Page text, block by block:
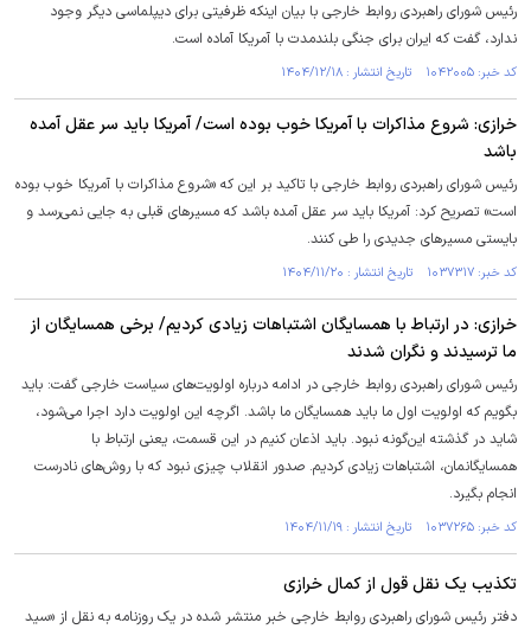
رئیس شورای راهبردی روابط خارجی با بیان اینکه ظرفیتی برای دیپلماسی دیگر وجود
ندارد، گفت که ایران برای جنگی بلندمدت با آمریکا آماده است.
کد خبر: ۱۰۴۲۰۰۵ تاریخ انتشار : ۱۴۰۴/۱۲/۱۸
خرازی: شروع مذاکرات با آمریکا خوب بوده است/ آمریکا باید سر عقل آمده
باشد
رئیس شورای راهبردی روابط خارجی با تاکید بر این که «شروع مذاکرات با آمریکا خوب بوده
است» تصریح کرد: آمریکا باید سر عقل آمده باشد که مسیرهای قبلی به جایی نمی‌رسد و
بایستی مسیرهای جدیدی را طی کنند.
کد خبر: ۱۰۳۷۳۱۷ تاریخ انتشار : ۱۴۰۴/۱۱/۲۰
خرازی: در ارتباط با همسایگان اشتباهات زیادی کردیم/ برخی همسایگان از
ما ترسیدند و نگران شدند
رئیس شورای راهبردی روابط خارجی در ادامه درباره اولویت‌های سیاست خارجی گفت: باید
بگویم که اولویت اول ما باید همسایگان ما باشد. اگرچه این اولویت دارد اجرا می‌شود،
شاید در گذشته این‌گونه نبود. باید اذعان کنیم در این قسمت، یعنی ارتباط با
همسایگانمان، اشتباهات زیادی کردیم. صدور انقلاب چیزی نبود که با روش‌های نادرست
انجام بگیرد.
کد خبر: ۱۰۳۷۲۶۵ تاریخ انتشار : ۱۴۰۴/۱۱/۱۹
تکذیب یک نقل قول از کمال خرازی
دفتر رئیس شورای راهبردی روابط خارجی خبر منتشر شده در یک روزنامه به نقل از «سید